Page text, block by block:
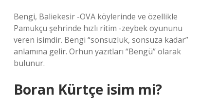
Bengi, Baliekesir -OVA köylerinde ve özellikle
Pamukçu şehrinde hızlı ritim -zeybek oyununu
veren isimdir. Bengi “sonsuzluk, sonsuza kadar”
anlamına gelir. Orhun yazıtları “Bengü” olarak
bulunur.
Boran Kürtçe isim mi?